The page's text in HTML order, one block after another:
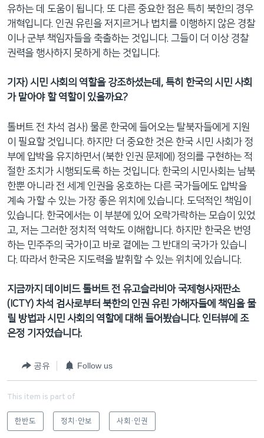
유하는 데 도움이 됩니다. 또 다른 중요한 점은 특히 북한의 경우
개혁입니다. 인권 유린을 저지르거나 법치를 이행하지 않은 경찰
이나 군부 책임자들을 축출하는 것입니다. 그들이 더 이상 경찰
권력을 행사하지 못하게 하는 것입니다.
기자) 시민 사회의 역할을 강조하셨는데, 특히 한국의 시민 사회
가 맡아야 할 역할이 있을까요?
톨버트 전 차석 검사) 물론 한국에 들어오는 탈북자들에게 지원
이 필요할 것입니다. 하지만 더 중요한 것은 한국 시민 사회가 정
부에 압박을 유지하면서 (북한 인권 문제에) 정의를 구현하는 적
절한 조치가 시행되도록 하는 것입니다. 한국의 시민사회는 남북
한뿐 아니라 전 세계 인권을 옹호하는 다른 국가들에도 압박을
계속 가할 수 있는 가장 좋은 위치에 있습니다. 도덕적인 책임이
있습니다. 한국에서는 이 부분에 있어 오락가락하는 모습이 있었
고, 저는 그러한 정치적 역학도 이해합니다. 하지만 한국은 번영
하는 민주주의 국가이고 바로 곁에는 그 반대의 국가가 있습니
다. 따라서 한국은 지도력을 발휘할 수 있는 위치에 있습니다.
지금까지 데이비드 톨버트 전 유고슬라비아 국제형사재판소
(ICTY) 차석 검사로부터 북한의 인권 유린 가해자들에 책임을 물
릴 방법과 시민 사회의 역할에 대해 들어봤습니다. 인터뷰에 조
은정 기자였습니다.
공유 Follow us
This item is part of
한반도 정치·안보 사회·인권